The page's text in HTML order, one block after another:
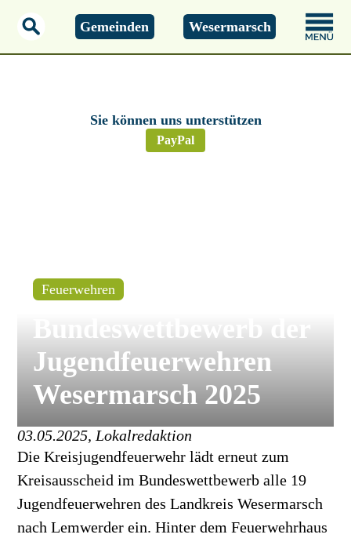
Gemeinden Wesermarsch
Sie können uns unterstützen
PayPal
Feuerwehren
Bundeswettbewerb der
Jugendfeuerwehren
Wesermarsch 2025
03.05.2025, Lokalredaktion
Die Kreisjugendfeuerwehr lädt erneut zum
Kreisausscheid im Bundeswettbewerb alle 19
Jugendfeuerwehren des Landkreis Wesermarsch
nach Lemwerder ein. Hinter dem Feuerwehrhaus